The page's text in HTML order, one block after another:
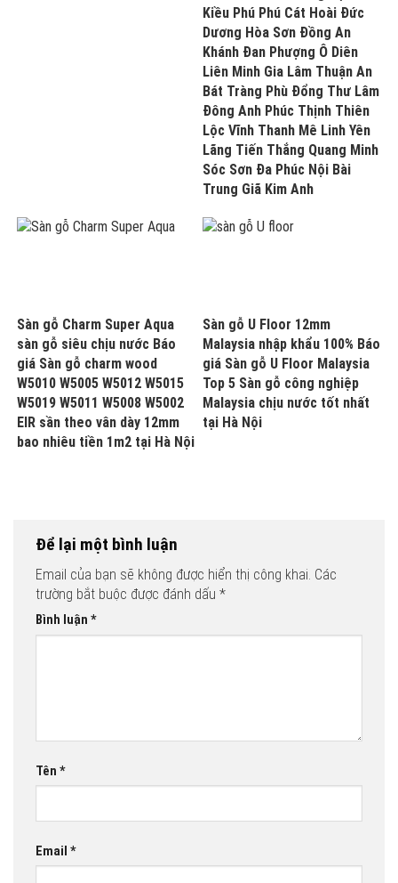
Kiều Phú Phú Cát Hoài Đức
Dương Hòa Sơn Đồng An
Khánh Đan Phượng Ô Diên
Liên Minh Gia Lâm Thuận An
Bát Tràng Phù Đổng Thư Lâm
Đông Anh Phúc Thịnh Thiên
Lộc Vĩnh Thanh Mê Linh Yên
Lãng Tiến Thắng Quang Minh
Sóc Sơn Đa Phúc Nội Bài
Trung Giã Kim Anh
Sàn gỗ Charm Super Aqua
sàn gỗ siêu chịu nước Báo
giá Sàn gỗ charm wood
W5010 W5005 W5012 W5015
W5019 W5011 W5008 W5002
EIR sần theo vân dày 12mm
bao nhiêu tiền 1m2 tại Hà Nội
Sàn gỗ U Floor 12mm
Malaysia nhập khẩu 100% Báo
giá Sàn gỗ U Floor Malaysia
Top 5 Sàn gỗ công nghiệp
Malaysia chịu nước tốt nhất
tại Hà Nội
Để lại một bình luận
Email của bạn sẽ không được hiển thị công khai. Các
trường bắt buộc được đánh dấu *
Bình luận *
Tên *
Email *